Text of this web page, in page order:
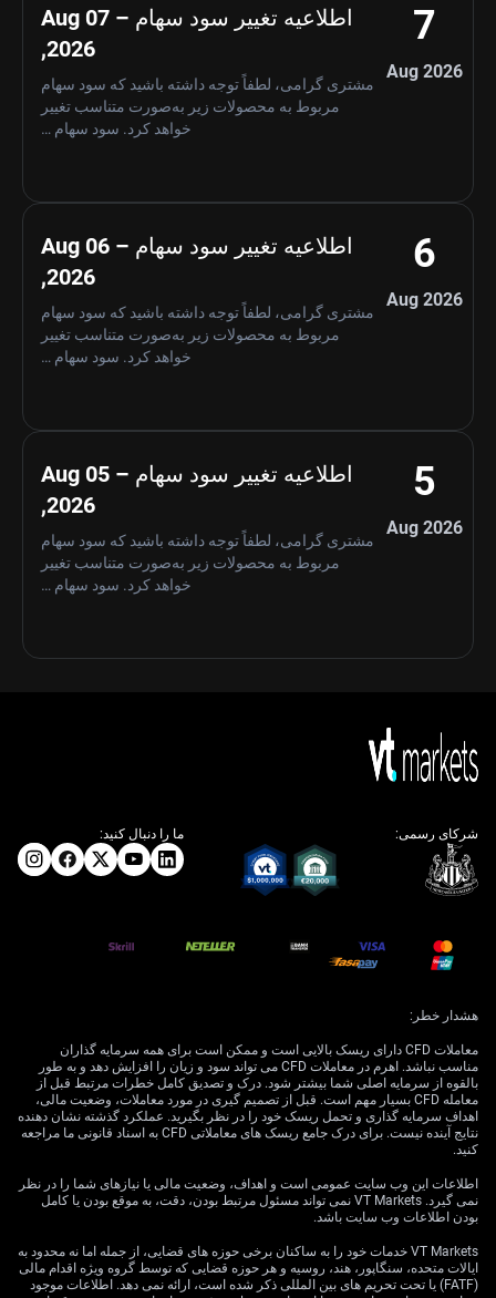
7
Aug 2026
اطلاعیه تغییر سود سهام – Aug 07
,2026
مشتری گرامی، لطفاً توجه داشته باشید که سود سهام
مربوط به محصولات زیر به‌صورت متناسب تغییر
خواهد کرد. سود سهام …
6
Aug 2026
اطلاعیه تغییر سود سهام – Aug 06
,2026
مشتری گرامی، لطفاً توجه داشته باشید که سود سهام
مربوط به محصولات زیر به‌صورت متناسب تغییر
خواهد کرد. سود سهام …
5
Aug 2026
اطلاعیه تغییر سود سهام – Aug 05
,2026
مشتری گرامی، لطفاً توجه داشته باشید که سود سهام
مربوط به محصولات زیر به‌صورت متناسب تغییر
خواهد کرد. سود سهام …
ما را دنبال کنید: شرکای رسمی:
هشدار خطر:
معاملات CFD دارای ریسک بالایی است و ممکن است برای همه سرمایه گذاران
مناسب نباشد. اهرم در معاملات CFD می تواند سود و زیان را افزایش دهد و به طور
بالقوه از سرمایه اصلی شما بیشتر شود. درک و تصدیق کامل خطرات مرتبط قبل از
معامله CFD بسیار مهم است. قبل از تصمیم گیری در مورد معاملات، وضعیت مالی،
اهداف سرمایه گذاری و تحمل ریسک خود را در نظر بگیرید. عملکرد گذشته نشان دهنده
نتایج آینده نیست. برای درک جامع ریسک های معاملاتی CFD به اسناد قانونی ما مراجعه
کنید.
اطلاعات این وب سایت عمومی است و اهداف، وضعیت مالی یا نیازهای شما را در نظر
نمی گیرد. VT Markets نمی تواند مسئول مرتبط بودن، دقت، به موقع بودن یا کامل
بودن اطلاعات وب سایت باشد.
VT Markets خدمات خود را به ساکنان برخی حوزه های قضایی، از جمله اما نه محدود به
ایالات متحده، سنگاپور، هند، روسیه و هر حوزه قضایی که توسط گروه ویژه اقدام مالی
(FATF) یا تحت تحریم های بین المللی ذکر شده است، ارائه نمی دهد. اطلاعات موجود